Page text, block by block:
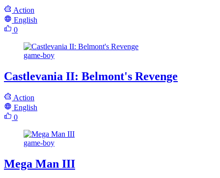
Action
English
0
game-boy
Castlevania II: Belmont's Revenge
Action
English
0
game-boy
Mega Man III